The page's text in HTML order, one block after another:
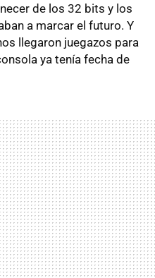
de los 32 bits y los
a marcar el futuro. Y
llegaron juegazos para
ya tenía fecha de